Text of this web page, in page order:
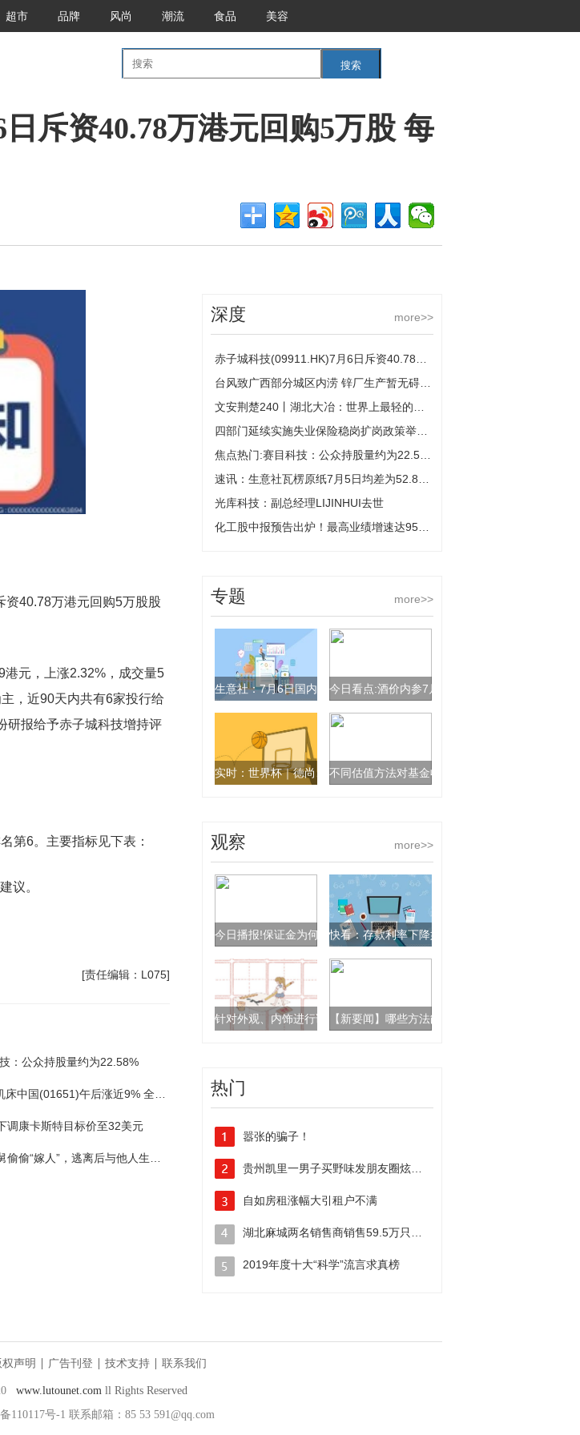
超市 品牌 风尚 潮流 食品 美容
搜索
斥资40.78万港元回购5万股 每
40.78万港元回购5万股股
元，上涨2.32%，成交量5
，近90天内共有6家投行给
研报给予赤子城科技增持评
第6。主要指标见下表：
议。
[责任编辑：L075]
：公众持股量约为22.58%
调康卡斯特目标价至32美元
more>>
深度
光库科技：副总经理LIJINHUI去世
more>>
专题
生意社：7月6日国内镨钕系稀土价格走低今日看点:酒价内参7月6日价格发布：精品茅台下
实时：世界杯｜德尚、姆巴佩质疑巴拉圭队侵略性
不同估值方法对基金收益有何影响？
more>>
观察
今日播报!保证金为何需要交易决策更关键？
快看：存款利率下降如何优化理财策略？
针对外观、内饰进行调整 雷克萨斯UX300h“Shining Essence”官图_今日
【新要闻】哪些方法能降低套期保值的基差风险？
热门
嚣张的骗子！
电信诈骗黑手伸向线上新学期
自如房租涨幅大引租户不满
二房东”吃相真难看！
2019年度十大“科学”流言求真榜
权声明 广告刊登 技术支持 联系我们
www.lutounet.com ll Rights Reserved
110117号-1 联系邮箱：85 53 591@qq.com